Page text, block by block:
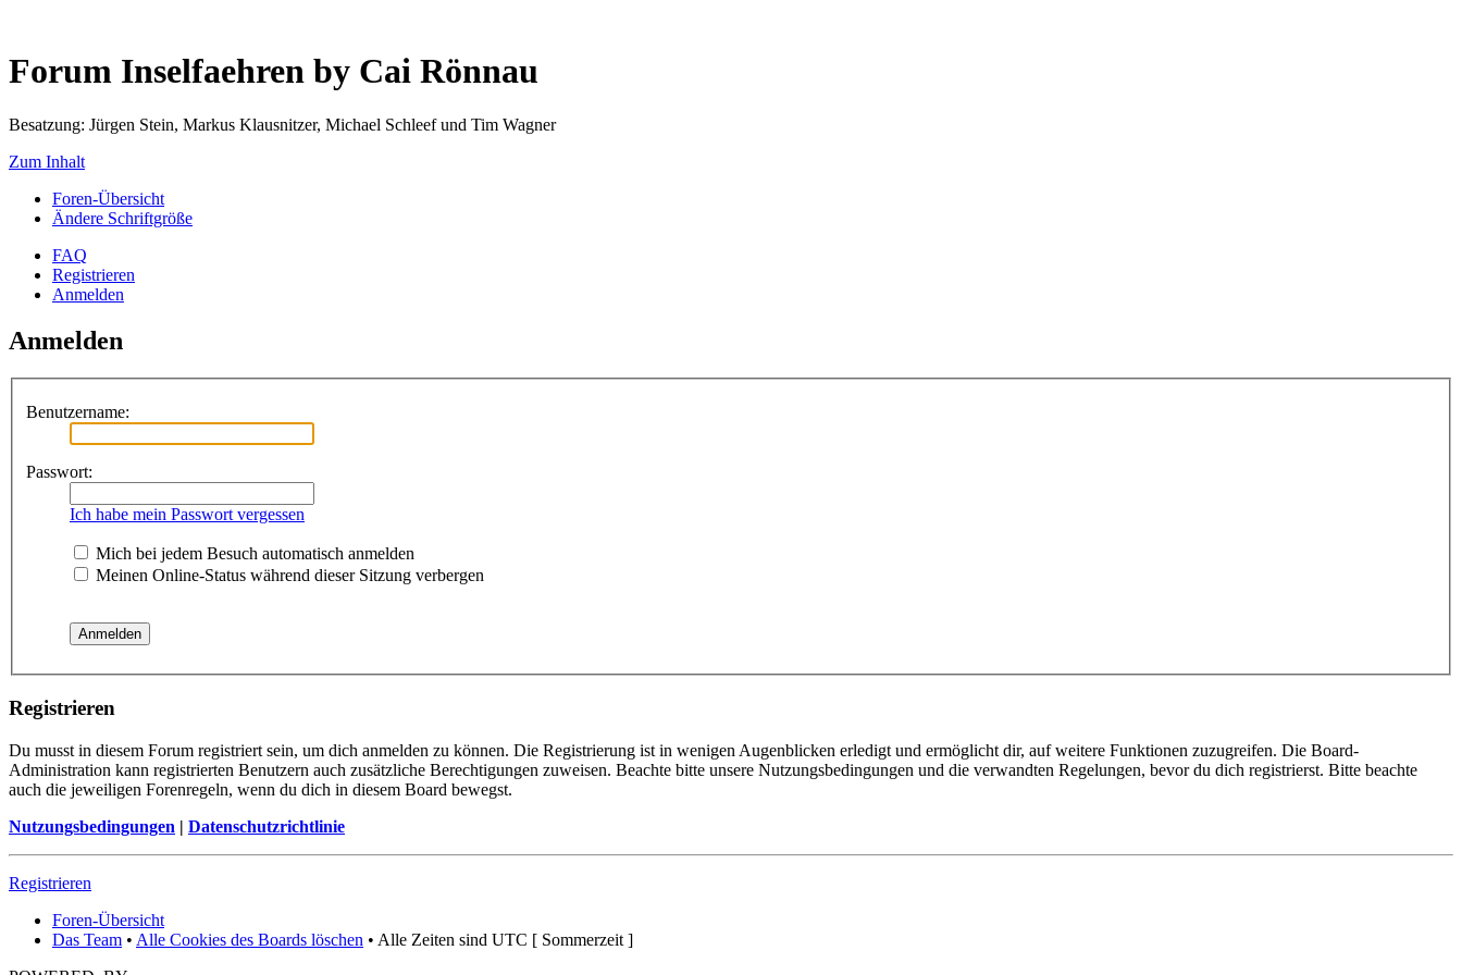
Forum Inselfaehren by Cai Rönnau
Besatzung: Jürgen Stein, Markus Klausnitzer, Michael Schleef und Tim Wagner
Zum Inhalt
Foren-Übersicht
Ändere Schriftgröße
FAQ
Registrieren
Anmelden
Anmelden
Benutzername:
Passwort:
Ich habe mein Passwort vergessen
Mich bei jedem Besuch automatisch anmelden
Meinen Online-Status während dieser Sitzung verbergen
Registrieren
Du musst in diesem Forum registriert sein, um dich anmelden zu können. Die Registrierung ist in wenigen Augenblicken erledigt und ermöglicht dir, auf weitere Funktionen zuzugreifen. Die Board-
Administration kann registrierten Benutzern auch zusätzliche Berechtigungen zuweisen. Beachte bitte unsere Nutzungsbedingungen und die verwandten Regelungen, bevor du dich registrierst. Bitte beachte
auch die jeweiligen Forenregeln, wenn du dich in diesem Board bewegst.
Nutzungsbedingungen | Datenschutzrichtlinie
Registrieren
Foren-Übersicht
Das Team • Alle Cookies des Boards löschen • Alle Zeiten sind UTC [ Sommerzeit ]